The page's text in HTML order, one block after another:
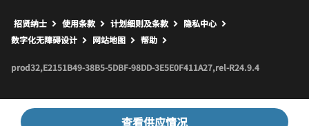
查看供应情况
招贤纳士 使用条款 计划细则及条款
隐私中心
数字化无障碍设计
网站地图 打开新窗口
帮助
prod32,E2151B49-38B5-5DBF-98DD-3E5E0F411A27,rel-R24.9.4